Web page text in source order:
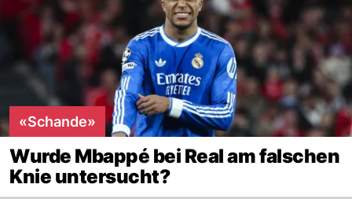
«Schande»
Wurde Mbappé bei Real am falschen
Knie untersucht?